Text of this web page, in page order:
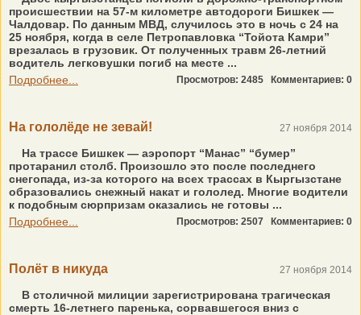
происшествии на 57-м километре автодороги Бишкек —
Чалдовар. По данным МВД, случилось это в ночь с 24 на
25 ноября, когда в селе Петропавловка “Тойота Камри”
врезалась в грузовик. От полученных травм 26-летний
водитель легковушки погиб на месте ...
Подробнее...
Просмотров: 2485 Комментариев: 0
На гололёде не зевай! 27 ноября 2014
На трассе Бишкек — аэропорт “Манас” “бумер”
протаранил столб. Произошло это после последнего
снегопада, из-за которого на всех трассах в Кыргызстане
образовались снежный накат и гололед. Многие водители
к подобным сюрпризам оказались не готовы ...
Подробнее...
Просмотров: 2507 Комментариев: 0
Полёт в никуда 27 ноября 2014
В столичной милиции зарегистрирована трагическая
смерть 16-летнего паренька, сорвавшегося вниз с